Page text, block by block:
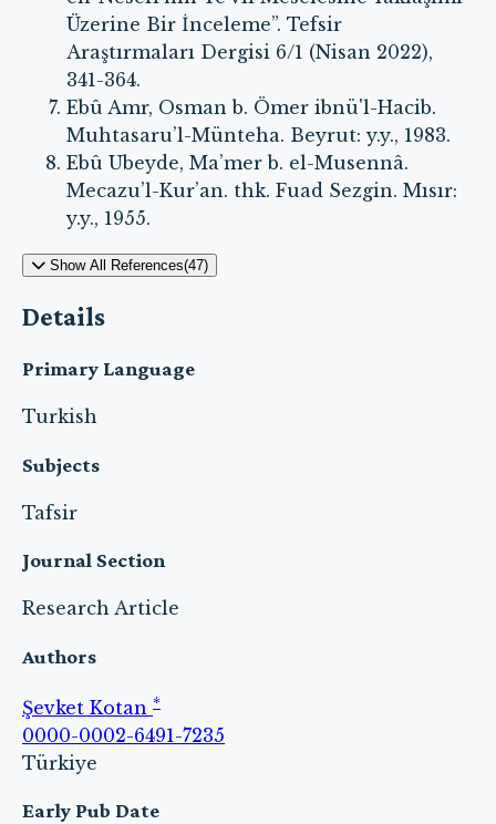
Üzerine Bir İnceleme”. Tefsir
Araştırmaları Dergisi 6/1 (Nisan 2022),
341-364.
Ebû Amr, Osman b. Ömer ibnü'l-Hacib.
Muhtasaru’l-Münteha. Beyrut: y.y., 1983.
Ebû Ubeyde, Ma’mer b. el-Musennâ.
Mecazu’l-Kur’an. thk. Fuad Sezgin. Mısır:
y.y., 1955.
Show All References(47)
Details
Primary Language
Turkish
Subjects
Tafsir
Journal Section
Research Article
Authors
Şevket Kotan *
0000-0002-6491-7235
Türkiye
Early Pub Date